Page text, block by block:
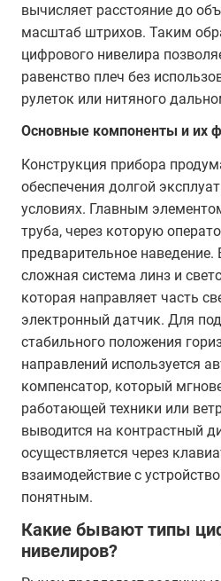
вычисляет расстояние до
масштаб штрихов. Таким
цифрового нивелира
равенство плеч без
рулеток или нитяного
Основные компоненты и их
Конструкция прибора
обеспечения долгой
условиях. Главным
труба, через которую
предварительное наведение.
сложная система линз и
которая направляет часть
электронный датчик. Для
стабильного положения
направлений используется
компенсатор, который
работающей техники или
выводится на контрастный
осуществляется через
взаимодействие с
понятным.
Какие бывают типы
нивелиров?